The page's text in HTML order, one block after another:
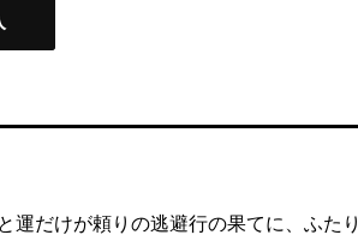
だけが頼りの逃避行の果てに、ふたり